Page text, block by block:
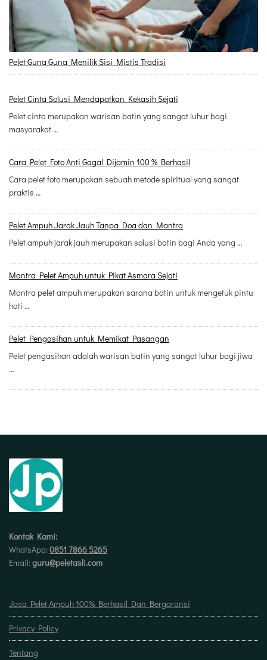
Pelet Guna Guna Menilik Sisi Mistis Tradisi
Pelet Cinta Solusi Mendapatkan Kekasih Sejati
Pelet cinta merupakan warisan batin yang sangat luhur bagi
masyarakat …
Cara Pelet Foto Anti Gagal Dijamin 100 % Berhasil
Cara pelet foto merupakan sebuah metode spiritual yang sangat
praktis …
Pelet Ampuh Jarak Jauh Tanpa Doa dan Mantra
Pelet ampuh jarak jauh merupakan solusi batin bagi Anda yang …
Mantra Pelet Ampuh untuk Pikat Asmara Sejati
Mantra pelet ampuh merupakan sarana batin untuk mengetuk pintu
hati …
Pelet Pengasihan untuk Memikat Pasangan
Pelet pengasihan adalah warisan batin yang sangat luhur bagi jiwa
…
Kontak Kami:
WhatsApp: 0851 7866 5265
Email: guru@peletasli.com
Jasa Pelet Ampuh 100% Berhasil Dan Bergaransi
Privacy Policy
Tentang